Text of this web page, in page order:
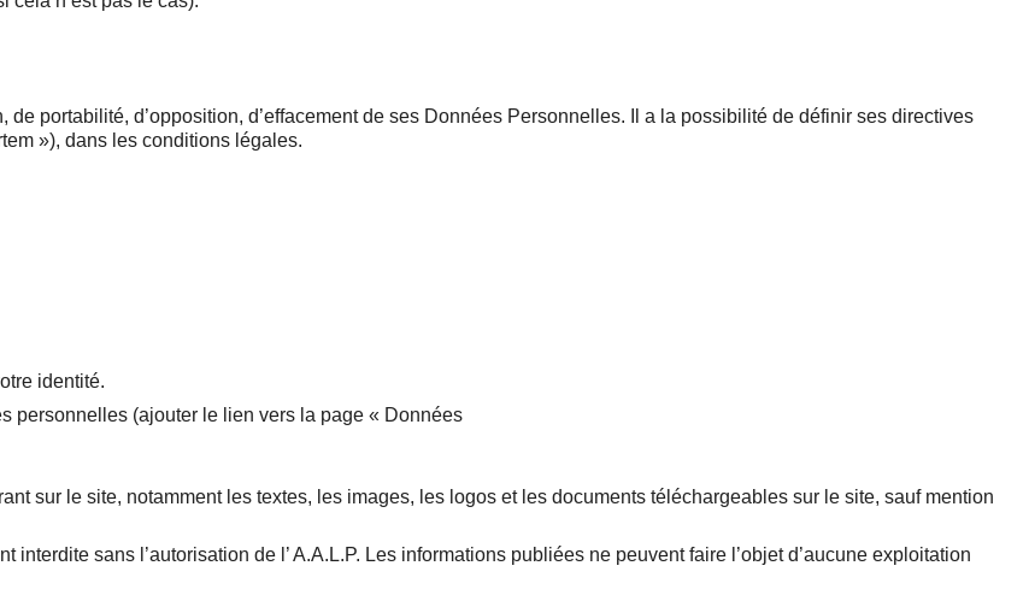
de portabilité, d’opposition, d’effacement de ses Données Personnelles. Il a la possibilité de définir ses directives
»), dans les conditions légales.
identité.
personnelles (ajouter le lien vers la page « Données
sur le site, notamment les textes, les images, les logos et les documents téléchargeables sur le site, sauf mention
sans l’autorisation de l’ A.A.L.P. Les informations publiées ne peuvent faire l’objet d’aucune exploitation